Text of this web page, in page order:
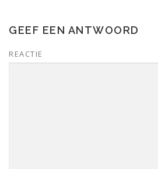
GEEF EEN ANTWOORD
REACTIE